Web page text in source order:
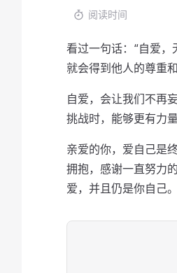
阅读时间
看过一句话：“自爱
就会得到他人的尊重
自爱，会让我们不再
挑战时，能够更有力
亲爱的你，爱自己是
拥抱，感谢一直努力
爱，并且仍是你自己。